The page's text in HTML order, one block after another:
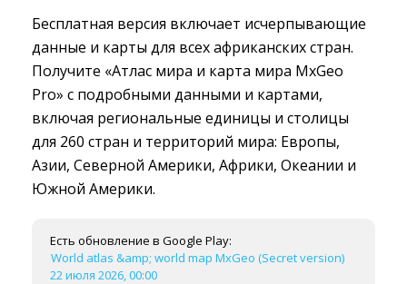
Бесплатная версия включает исчерпывающие
данные и карты для всех африканских стран.
Получите «Атлас мира и карта мира MxGeo
Pro» с подробными данными и картами,
включая региональные единицы и столицы
для 260 стран и территорий мира: Европы,
Азии, Северной Америки, Африки, Океании и
Южной Америки.
Есть обновление в Google Play:
World atlas &amp; world map MxGeo (Secret version)
22 июля 2026, 00:00